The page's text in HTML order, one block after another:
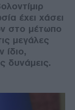
έχει χάσει
στο μέτωπο
μεγάλες
ίδιο,
δυνάμεις.